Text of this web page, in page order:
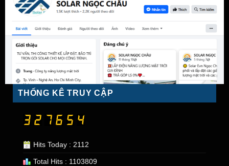
THỐNG KÊ TRUY CẬP
Hits Today : 2112
Total Hits : 1103809